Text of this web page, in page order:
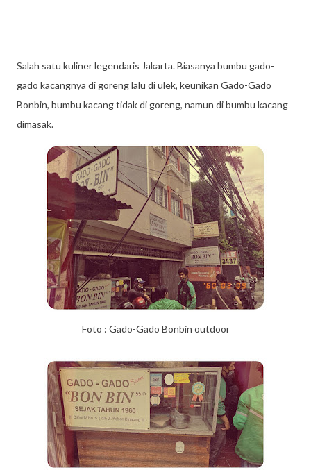
Salah satu kuliner legendaris Jakarta. Biasanya bumbu gado-
gado kacangnya di goreng lalu di ulek, keunikan Gado-Gado
Bonbin, bumbu kacang tidak di goreng, namun di bumbu kacang
dimasak.
Foto : Gado-Gado Bonbin outdoor